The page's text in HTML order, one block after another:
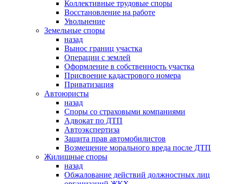
Коллективные трудовые споры
Восстановление на работе
Увольнение
Земельные споры
назад
Вынос границ участка
Операции с землей
Оформление в собственность участка
Присвоение кадастрового номера
Приватизация
Автоюристы
назад
Споры со страховыми компаниями
Адвокат по ДТП
Автоэкспертиза
Защита прав автомобилистов
Возмещение морального вреда после ДТП
Жилищные споры
назад
Обжалование действий должностных лиц